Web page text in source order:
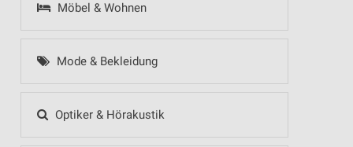
Möbel & Wohnen
Mode & Bekleidung
Optiker & Hörakustik